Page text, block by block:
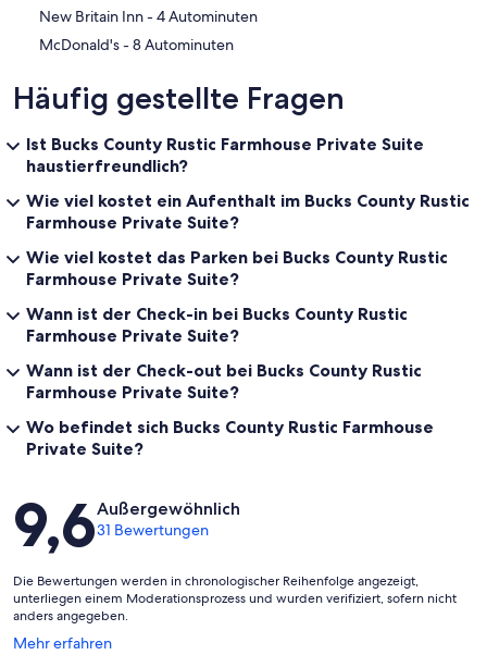
‪New Britain Inn - ‬4 Autominuten
‪McDonald's - ‬8 Autominuten
Häufig gestellte Fragen
Ist Bucks County Rustic Farmhouse Private Suite
haustierfreundlich?
Wie viel kostet ein Aufenthalt im Bucks County Rustic
Farmhouse Private Suite?
Wie viel kostet das Parken bei Bucks County Rustic
Farmhouse Private Suite?
Wann ist der Check-in bei Bucks County Rustic
Farmhouse Private Suite?
Wann ist der Check-out bei Bucks County Rustic
Farmhouse Private Suite?
Wo befindet sich Bucks County Rustic Farmhouse
Private Suite?
Bewertungen
9,6Außergewöhnlich
31 Bewertungen
Die Bewertungen werden in chronologischer Reihenfolge angezeigt,
unterliegen einem Moderationsprozess und wurden verifiziert, sofern nicht
anders angegeben.
Mehr erfahren
Wird